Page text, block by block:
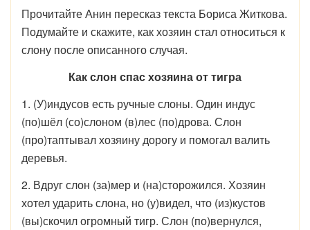
Прочитайте Анин пересказ текста Бориса Житкова.
Подумайте и скажите, как хозяин стал относиться к
слону после описанного случая.
Как слон спас хозяина от тигра
1. (У)индусов есть ручные слоны. Один индус
(по)шёл (со)слоном (в)лес (по)дрова. Слон
(про)таптывал хозяину дорогу и помогал валить
деревья.
2. Вдруг слон (за)мер и (на)сторожился. Хозяин
хотел ударить слона, но (у)видел, что (из)кустов
(вы)скочил огромный тигр. Слон (по)вернулся,